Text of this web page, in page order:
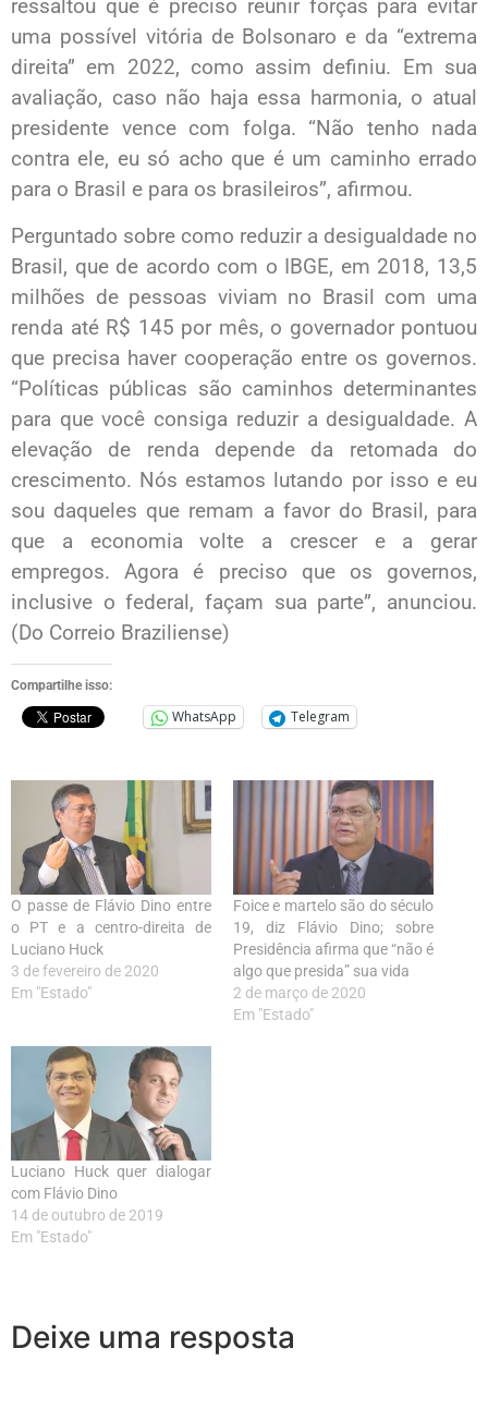
ressaltou que é preciso reunir forças para evitar
uma possível vitória de Bolsonaro e da “extrema
direita” em 2022, como assim definiu. Em sua
avaliação, caso não haja essa harmonia, o atual
presidente vence com folga. “Não tenho nada
contra ele, eu só acho que é um caminho errado
para o Brasil e para os brasileiros”, afirmou.
Perguntado sobre como reduzir a desigualdade no
Brasil, que de acordo com o IBGE, em 2018, 13,5
milhões de pessoas viviam no Brasil com uma
renda até R$ 145 por mês, o governador pontuou
que precisa haver cooperação entre os governos.
“Políticas públicas são caminhos determinantes
para que você consiga reduzir a desigualdade. A
elevação de renda depende da retomada do
crescimento. Nós estamos lutando por isso e eu
sou daqueles que remam a favor do Brasil, para
que a economia volte a crescer e a gerar
empregos. Agora é preciso que os governos,
inclusive o federal, façam sua parte”, anunciou.
(Do Correio Braziliense)
Compartilhe isso:
WhatsApp Telegram
O passe de Flávio Dino entre
o PT e a centro-direita de
Luciano Huck
3 de fevereiro de 2020
Em "Estado"
Foice e martelo são do século
19, diz Flávio Dino; sobre
Presidência afirma que “não é
algo que presida” sua vida
2 de março de 2020
Em "Estado"
Luciano Huck quer dialogar
com Flávio Dino
14 de outubro de 2019
Em "Estado"
Deixe uma resposta